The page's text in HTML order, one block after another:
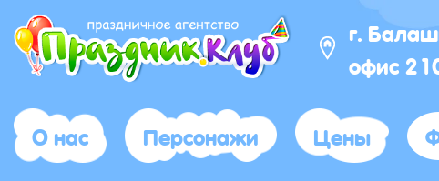
г.
офис
О нас Персонажи Цены